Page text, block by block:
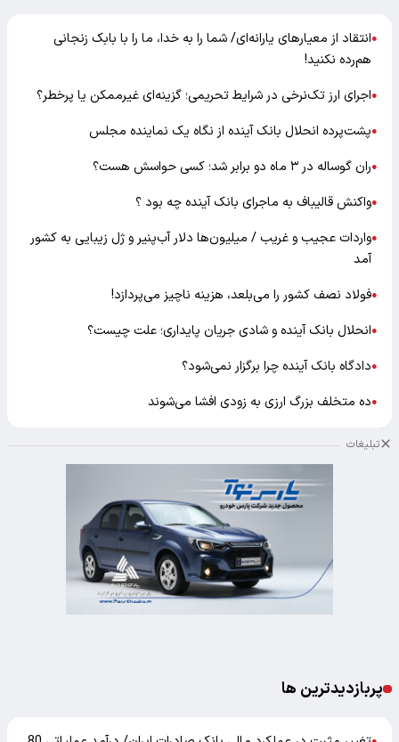
●انتقاد از معیارهای یارانه‌ای/ شما را به خدا، ما را با بابک زنجانی
هم‌رده نکنید!
●اجرای ارز تک‌نرخی در شرایط تحریمی؛ گزینه‌ای غیرممکن یا پرخطر؟
●پشت‌پرده انحلال بانک آینده از نگاه یک نماینده مجلس
●ران گوساله در ۳ ماه دو برابر شد؛ کسی حواسش هست؟
●واکنش قالیباف به ماجرای بانک آینده چه بود ؟
●واردات عجیب و غریب / میلیون‌ها دلار آب‌پنیر و ژل زیبایی به کشور
آمد
●فولاد نصف کشور را می‌بلعد، هزینه ناچیز می‌پردازد!
●انحلال بانک آینده و شادی جریان پایداری؛ علت چیست؟
●دادگاه بانک آینده چرا برگزار نمی‌شود؟
●ده متخلف بزرگ ارزی به زودی افشا می‌شوند
تبلیغات
پربازدیدترین ها